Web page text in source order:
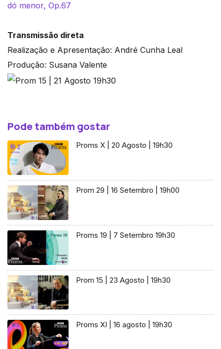
dó menor, Op.67
Transmissão direta
Realização e Apresentação: André Cunha Leal
Produção: Susana Valente
Pode também gostar
Proms X | 20 Agosto | 19h30
Prom 29 | 16 Setembro | 19h00
Proms 19 | 7 Setembro 19h30
Prom 15 | 23 Agosto | 19h30
Proms XI | 16 agosto | 19h30